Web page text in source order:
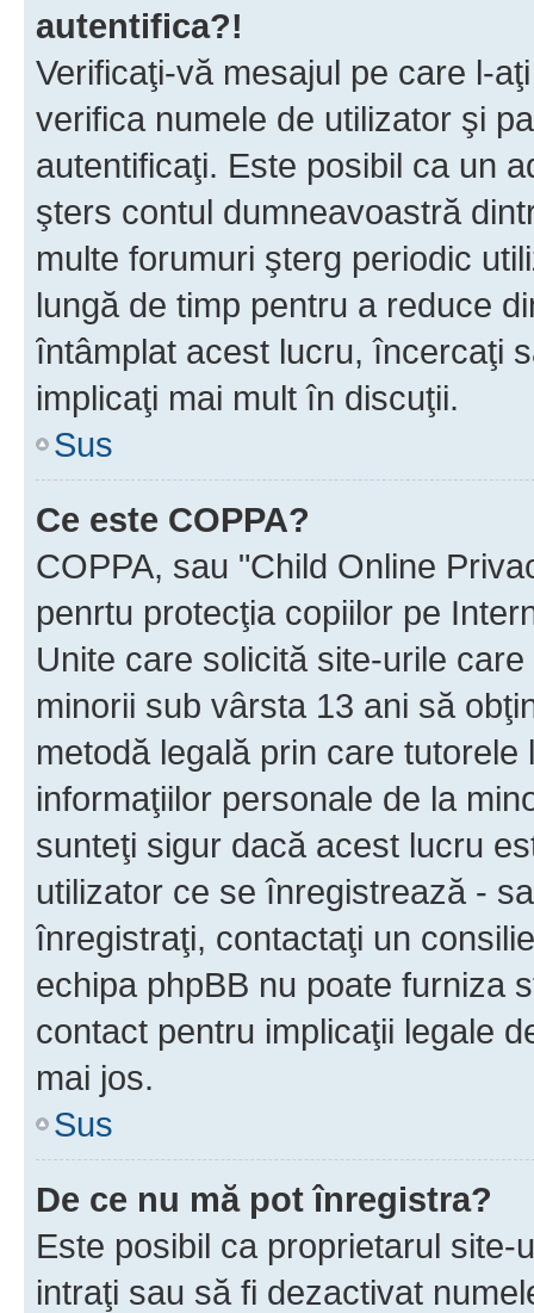
autentifica?!
Verificaţi-vă mesajul pe care l-
verifica numele de utilizator şi
autentificaţi. Este posibil ca un
şters contul dumneavoastră
multe forumuri şterg periodic
lungă de timp pentru a reduce
întâmplat acest lucru, încercaţi
implicaţi mai mult în discuţii.
Sus
Ce este COPPA?
COPPA, sau "Child Online
penrtu protecţia copiilor pe
Unite care solicită site-urile
minorii sub vârsta 13 ani să
metodă legală prin care
informaţiilor personale de la
sunteţi sigur dacă acest lucru
utilizator ce se înregistrează -
înregistraţi, contactaţi un
echipa phpBB nu poate furniza
contact pentru implicaţii legale
mai jos.
Sus
De ce nu mă pot înregistra?
Este posibil ca proprietarul
intraţi sau să fi dezactivat